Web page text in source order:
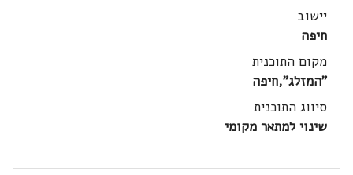
יישוב
חיפה
מקום התוכנית
"המזלג",חיפה
סיווג התוכנית
שינוי למתאר מקומי